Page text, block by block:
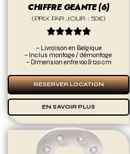
CHIFFRE GEANTE (6)
(PRIX PAR JOUR : 50€)

– Livraison en Belgique
– Inclus montage / démontage
– Dimension entre 100 & 120 cm
RESERVER LOCATION
EN SAVOIR PLUS